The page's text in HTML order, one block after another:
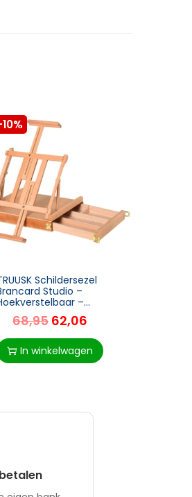
Schildersezel
Studio –
–
Opvouwbaar – Met Lade
– Beuken Naturel – 42 x
36 x 12,5 cm
68,95 62,06
In winkelwagen